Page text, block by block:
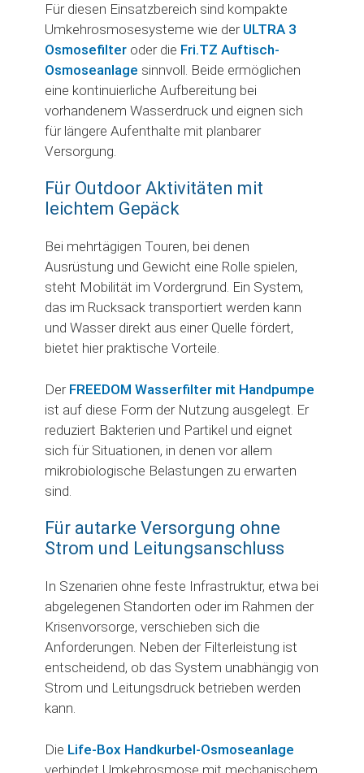
Für diesen Einsatzbereich sind kompakte
Umkehrosmosesysteme wie der ULTRA 3
Osmosefilter oder die Fri.TZ Auftisch-
Osmoseanlage sinnvoll. Beide ermöglichen
eine kontinuierliche Aufbereitung bei
vorhandenem Wasserdruck und eignen sich
für längere Aufenthalte mit planbarer
Versorgung.
Für Outdoor Aktivitäten mit
leichtem Gepäck
Bei mehrtägigen Touren, bei denen
Ausrüstung und Gewicht eine Rolle spielen,
steht Mobilität im Vordergrund. Ein System,
das im Rucksack transportiert werden kann
und Wasser direkt aus einer Quelle fördert,
bietet hier praktische Vorteile.
Der FREEDOM Wasserfilter mit Handpumpe
ist auf diese Form der Nutzung ausgelegt. Er
reduziert Bakterien und Partikel und eignet
sich für Situationen, in denen vor allem
mikrobiologische Belastungen zu erwarten
sind.
Für autarke Versorgung ohne
Strom und Leitungsanschluss
In Szenarien ohne feste Infrastruktur, etwa bei
abgelegenen Standorten oder im Rahmen der
Krisenvorsorge, verschieben sich die
Anforderungen. Neben der Filterleistung ist
entscheidend, ob das System unabhängig von
Strom und Leitungsdruck betrieben werden
kann.
Die Life-Box Handkurbel-Osmoseanlage